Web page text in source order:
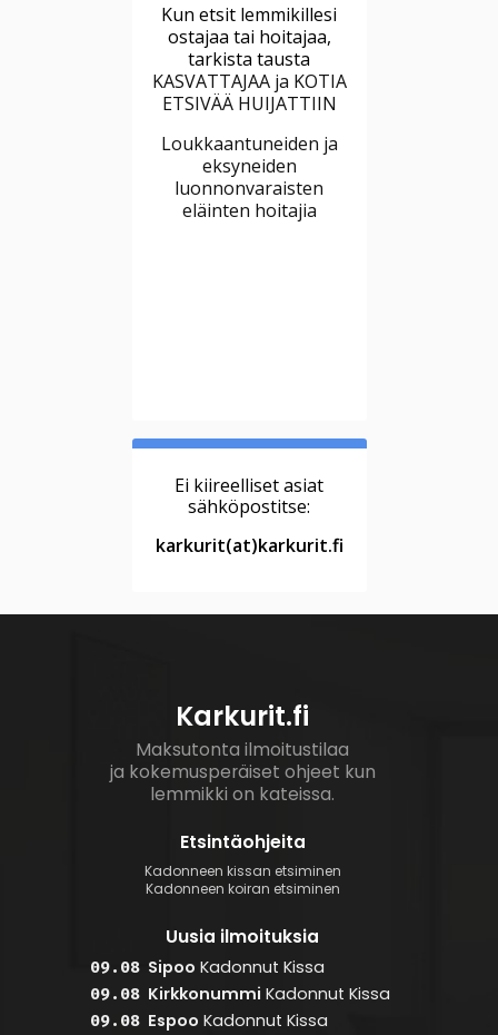
Kun etsit lemmikillesi
ostajaa tai hoitajaa,
tarkista tausta
KASVATTAJAA ja KOTIA
ETSIVÄÄ HUIJATTIIN
Loukkaantuneiden ja
eksyneiden
luonnonvaraisten
eläinten hoitajia
Ei kiireelliset asiat
sähköpostitse:
karkurit(at)karkurit.fi
Karkurit.fi
Maksutonta ilmoitustilaa
ja kokemusperäiset ohjeet kun
lemmikki on kateissa.
Etsintäohjeita
Kadonneen kissan etsiminen
Kadonneen koiran etsiminen
Uusia ilmoituksia
09.08 Sipoo Kadonnut Kissa
09.08 Kirkkonummi Kadonnut Kissa
09.08 Espoo Kadonnut Kissa